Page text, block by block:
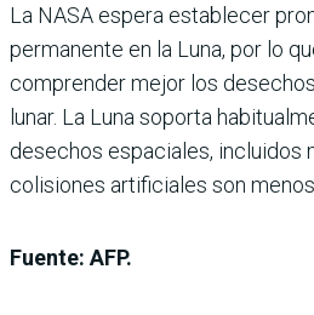
La NASA espera establecer
permanente en la Luna, por lo
comprender mejor los
lunar. La Luna soporta
desechos espaciales, incluidos
colisiones artificiales son
Fuente: AFP.